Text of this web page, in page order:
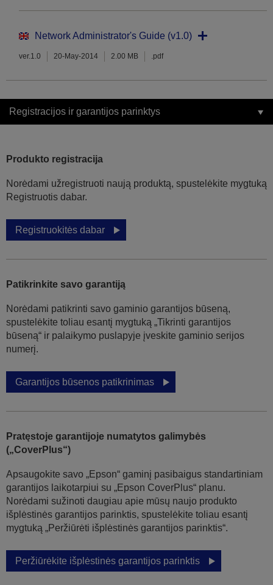
Network Administrator's Guide (v1.0)
ver.1.0 20-May-2014 2.00 MB .pdf
Registracijos ir garantijos parinktys
Produkto registracija
Norėdami užregistruoti naują produktą, spustelėkite mygtuką
Registruotis dabar.
Registruokitės dabar
Patikrinkite savo garantiją
Norėdami patikrinti savo gaminio garantijos būseną,
spustelėkite toliau esantį mygtuką „Tikrinti garantijos
būseną“ ir palaikymo puslapyje įveskite gaminio serijos
numerį.
Garantijos būsenos patikrinimas
Pratęstoje garantijoje numatytos galimybės
(„CoverPlus“)
Apsaugokite savo „Epson“ gaminį pasibaigus standartiniam
garantijos laikotarpiui su „Epson CoverPlus“ planu.
Norėdami sužinoti daugiau apie mūsų naujo produkto
išplėstinės garantijos parinktis, spustelėkite toliau esantį
mygtuką „Peržiūrėti išplėstinės garantijos parinktis“.
Peržiūrėkite išplėstinės garantijos parinktis